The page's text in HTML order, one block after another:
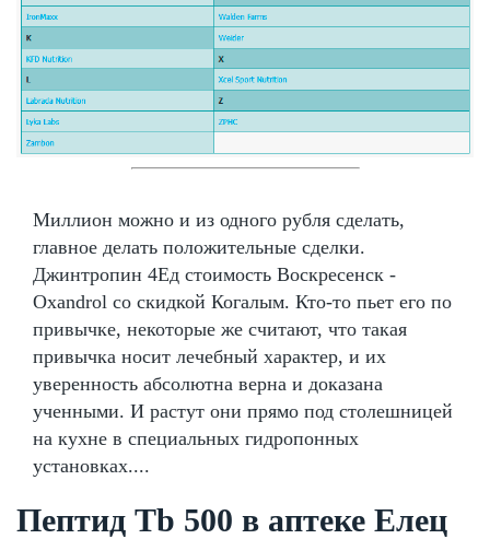
Миллион можно и из одного рубля сделать,
главное делать положительные сделки.
Джинтропин 4Ед стоимость Воскресенск -
Oxandrol со скидкой Когалым. Кто-то пьет его по
привычке, некоторые же считают, что такая
привычка носит лечебный характер, и их
уверенность абсолютна верна и доказана
ученными. И растут они прямо под столешницей
на кухне в специальных гидропонных
установках....
Пептид Tb 500 в аптеке Елец